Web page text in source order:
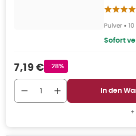
Pulver •
Sofort
Verkaufspreis
7,19 €Rabattstempel
-28%
In den